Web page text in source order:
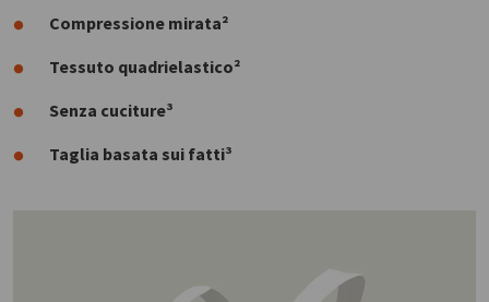
Compressione mirata²
Tessuto quadrielastico²
Senza cuciture³
Taglia basata sui fatti³